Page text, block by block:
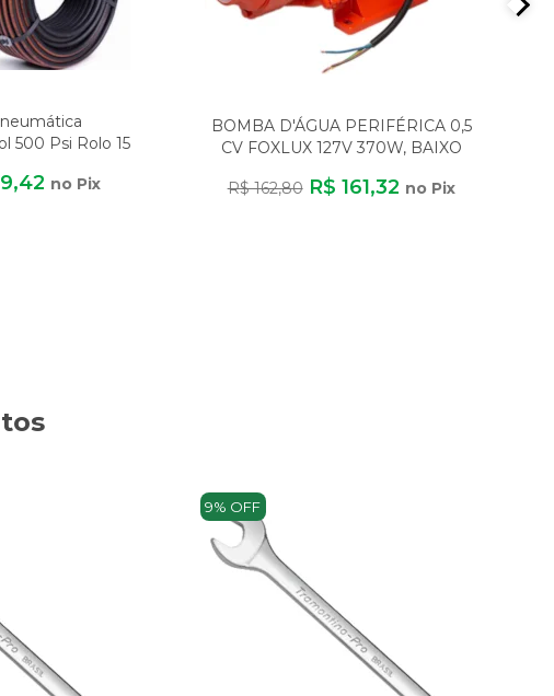
500 Psi Rolo 15
no Pix
BOMBA D'ÁGUA PERIFÉRICA 0,5
CV FOXLUX 127V 370W, BAIXO
R$ 162,80 R$ 161,32 no Pix
9% OFF